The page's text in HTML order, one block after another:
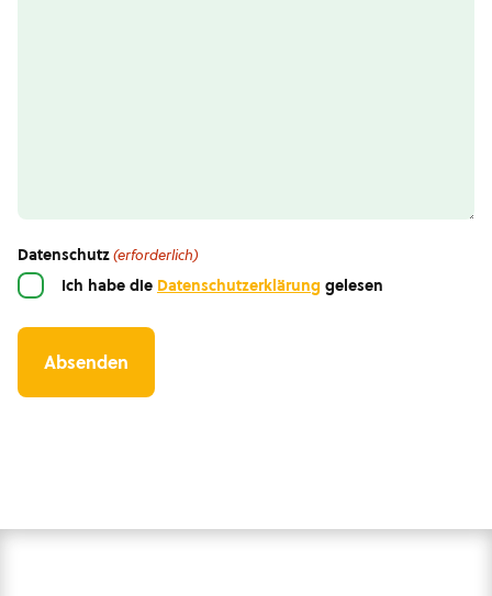
Datenschutz(erforderlich)
Ich habe die Datenschutzerklärung gelesen